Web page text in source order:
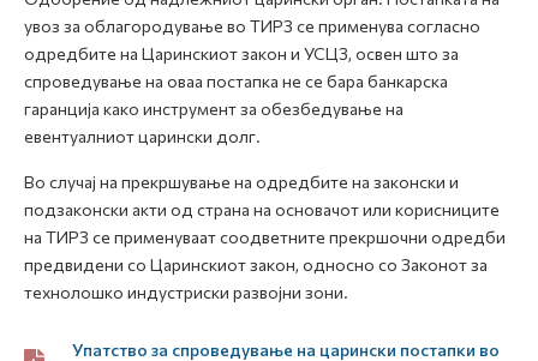
увоз за облагородување во ТИРЗ се применува согласно
одредбите на Царинскиот закон и УСЦЗ, освен што за
спроведување на оваа постапка не се бара банкарска
гаранција како инструмент за обезбедување на
евентуалниот царински долг.
Во случај на прекршување на одредбите на законски и
подзаконски акти од страна на основачот или корисниците
на ТИРЗ се применуваат соодветните прекршочни одредби
предвидени со Царинскиот закон, односно со Законот за
технолошко индустриски развојни зони.
Упатство за спроведување на царински постапки во